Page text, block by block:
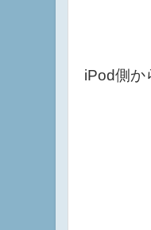
iPod側